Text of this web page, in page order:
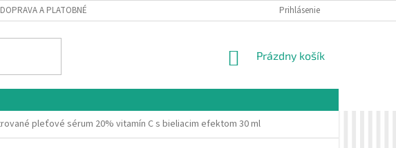
DOPRAVA A PLATOBNÉ PODMIENKY VZORKOVÁ PREDAJŇA
Prihlásenie
NÁKUPNÝ
Prázdny košík
pleťové sérum 20% vitamín C s bieliacim efektom 30 ml